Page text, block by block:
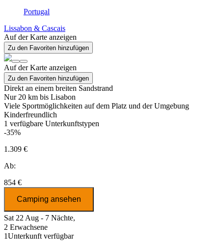
Portugal
Lissabon & Cascais
Auf der Karte anzeigen
Zu den Favoriten hinzufügen
Auf der Karte anzeigen
Zu den Favoriten hinzufügen
Direkt an einem breiten Sandstrand
Nur 20 km bis Lisabon
Viele Sportmöglichkeiten auf dem Platz und der Umgebung
Kinderfreundlich
1 verfügbare Unterkunftstypen
-35%
1.309 €
Ab:
854 €
Camping ansehen
Sat 22 Aug - 7 Nächte,
2 Erwachsene
1Unterkunft verfügbar